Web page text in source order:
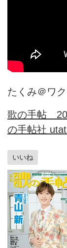
たくみ＠ワ
歌の手帖
の手帖社
いいね